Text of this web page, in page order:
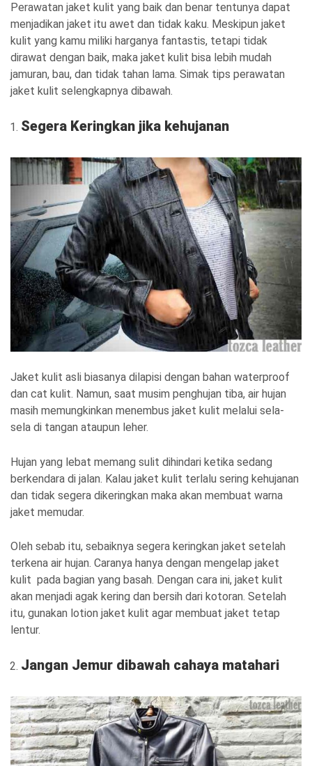
Perawatan jaket kulit yang baik dan benar tentunya dapat
menjadikan jaket itu awet dan tidak kaku. Meskipun jaket
kulit yang kamu miliki harganya fantastis, tetapi tidak
dirawat dengan baik, maka jaket kulit bisa lebih mudah
jamuran, bau, dan tidak tahan lama. Simak tips perawatan
jaket kulit selengkapnya dibawah.
Segera Keringkan jika kehujanan
Jaket kulit asli biasanya dilapisi dengan bahan waterproof
dan cat kulit. Namun, saat musim penghujan tiba, air hujan
masih memungkinkan menembus jaket kulit melalui sela-
sela di tangan ataupun leher.
Hujan yang lebat memang sulit dihindari ketika sedang
berkendara di jalan. Kalau jaket kulit terlalu sering kehujanan
dan tidak segera dikeringkan maka akan membuat warna
jaket memudar.
Oleh sebab itu, sebaiknya segera keringkan jaket setelah
terkena air hujan. Caranya hanya dengan mengelap jaket
kulit pada bagian yang basah. Dengan cara ini, jaket kulit
akan menjadi agak kering dan bersih dari kotoran. Setelah
itu, gunakan lotion jaket kulit agar membuat jaket tetap
lentur.
Jangan Jemur dibawah cahaya matahari